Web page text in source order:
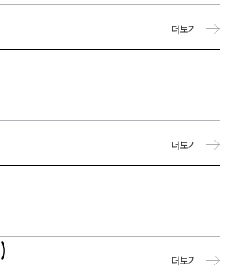
더보기
더보기
더보기